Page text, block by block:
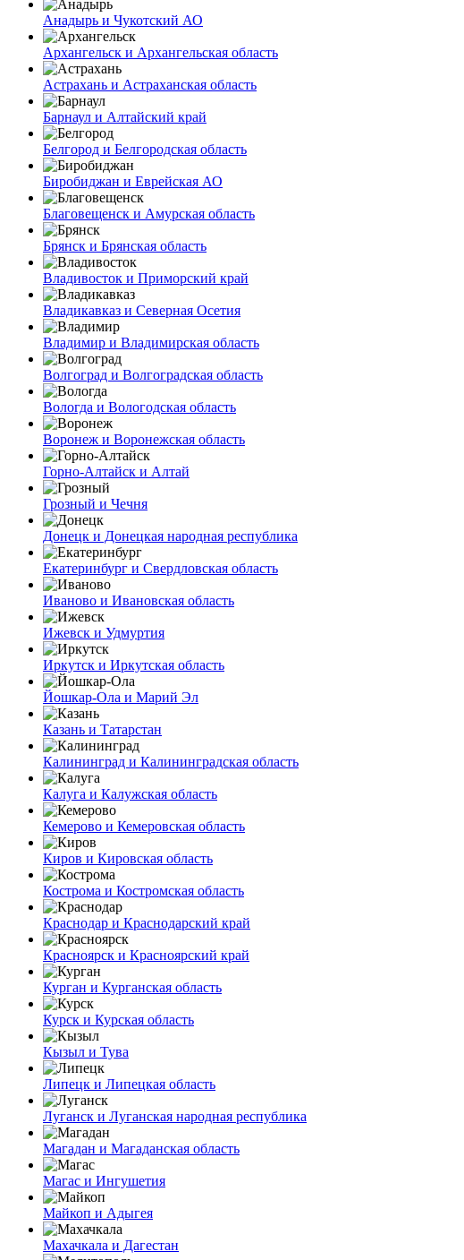
Анадырь и Чукотский АО
Архангельск и Архангельская область
Астрахань и Астраханская область
Барнаул и Алтайский край
Белгород и Белгородская область
Биробиджан и Еврейская АО
Благовещенск и Амурская область
Брянск и Брянская область
Владивосток и Приморский край
Владикавказ и Северная Осетия
Владимир и Владимирская область
Волгоград и Волгоградская область
Вологда и Вологодская область
Воронеж и Воронежская область
Горно-Алтайск и Алтай
Грозный и Чечня
Донецк и Донецкая народная республика
Екатеринбург и Свердловская область
Иваново и Ивановская область
Ижевск и Удмуртия
Иркутск и Иркутская область
Йошкар-Ола и Марий Эл
Казань и Татарстан
Калининград и Калининградская область
Калуга и Калужская область
Кемерово и Кемеровская область
Киров и Кировская область
Кострома и Костромская область
Краснодар и Краснодарский край
Красноярск и Красноярский край
Курган и Курганская область
Курск и Курская область
Кызыл и Тува
Липецк и Липецкая область
Луганск и Луганская народная республика
Магадан и Магаданская область
Магас и Ингушетия
Майкоп и Адыгея
Махачкала и Дагестан